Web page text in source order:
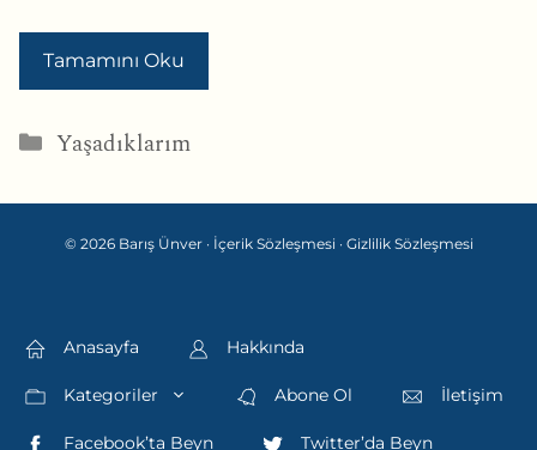
Tamamını Oku
Kategoriler
Yaşadıklarım
© 2026 Barış Ünver · İçerik Sözleşmesi · Gizlilik Sözleşmesi
Anasayfa Hakkında
Kategoriler Abone Ol İletişim
Facebook’ta Beyn Twitter’da Beyn